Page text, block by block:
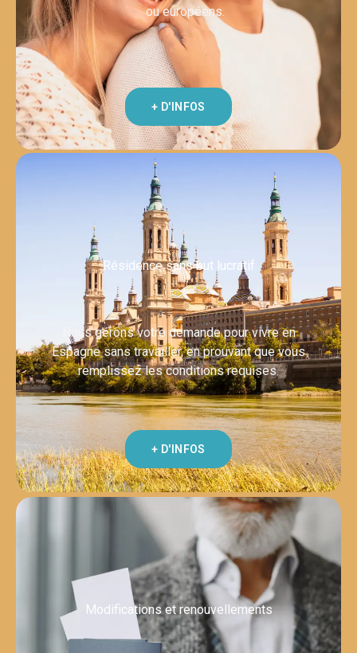
ou européens.
+ D'INFOS
Résidence sans but lucratif
Nous gérons votre demande pour vivre en
Espagne sans travailler, en prouvant que vous
remplissez les conditions requises.
+ D'INFOS
Modifications et renouvellements